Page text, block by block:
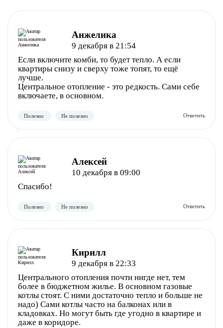
Анжелика
9 декабря в 21:54
Если включите комби, то будет тепло. А если
квартиры снизу и сверху тоже топят, то ещё
лучше.
Центральное отопление - это редкость. Сами себе
включаете, в основном.
Алексей
10 декабря в 09:00
Спасибо!
Кирилл
9 декабря в 22:33
Центрального отопления почти нигде нет, тем
более в бюджетном жилье. В основном газовые
котлы стоят. С ними достаточно тепло и больше не
надо) Сами котлы часто на балконах или в
кладовках. Но могут быть где угодно в квартире и
даже в коридоре.